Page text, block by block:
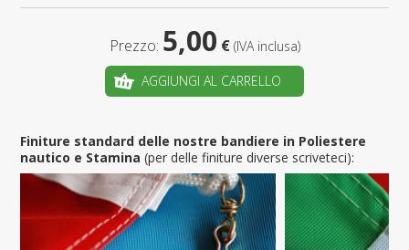
Prezzo: 5,00 € (IVA inclusa)
AGGIUNGI AL CARRELLO
Finiture standard delle nostre bandiere in Poliestere
nautico e Stamina(per delle finiture diverse scriveteci):